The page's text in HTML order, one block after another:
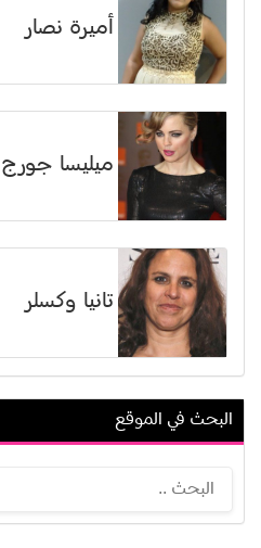
أميرة نصار
ميليسا جورج
تانيا وكسلر
برودهفي راج
البحث في الموقع